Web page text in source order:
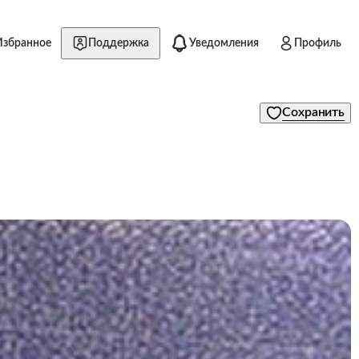
Поддержка Уведомления Профиль
Сохранить